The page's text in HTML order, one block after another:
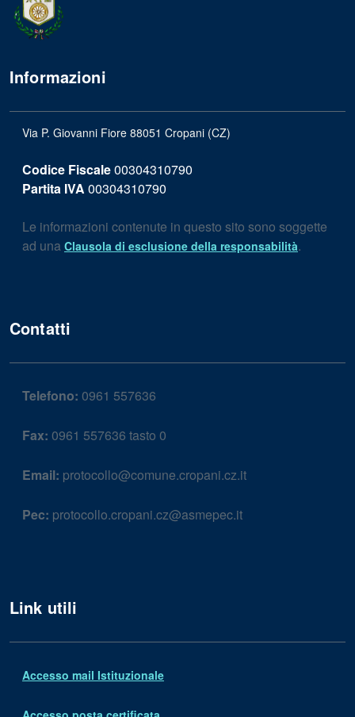
Informazioni
Via P. Giovanni Fiore 88051 Cropani (CZ)
Codice Fiscale00304310790
Partita IVA 00304310790
Le informazioni contenute in questo sito sono soggette
ad una Clausola di esclusione della responsabilità.
Contatti
Telefono: 0961 557636
Fax: 0961 557636 tasto 0
Email: protocollo@comune.cropani.cz.it
Pec: protocollo.cropani.cz@asmepec.it
Link utili
Accesso mail Istituzionale